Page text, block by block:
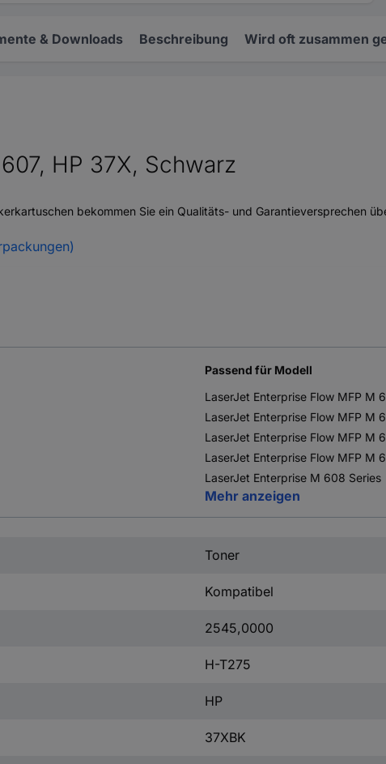
& Downloads Beschreibung Wird oft zusammen
HP 37X, Schwarz
bekommen Sie ein Qualitäts- und Garantieversprechen
Passend für Modell
LaserJet Enterprise Flow MFP M
LaserJet Enterprise Flow MFP M
LaserJet Enterprise Flow MFP M
LaserJet Enterprise Flow MFP M
LaserJet Enterprise M 608 Series
Mehr anzeigen
Toner
Kompatibel
2545,0000
H-T275
HP
37XBK